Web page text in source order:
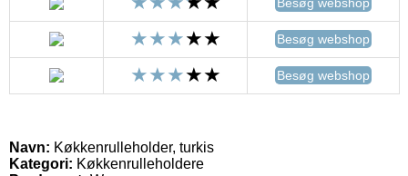
Besøg webshop
Besøg webshop
Navn: Køkkenrulleholder, turkis
Kategori: Køkkenrulleholdere